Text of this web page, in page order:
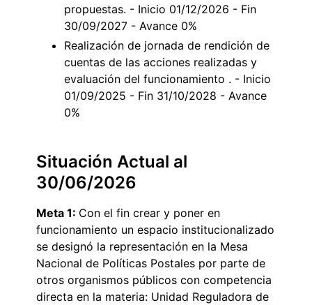
propuestas. - Inicio 01/12/2026 - Fin
30/09/2027 - Avance 0%
Realización de jornada de rendición de
cuentas de las acciones realizadas y
evaluación del funcionamiento . - Inicio
01/09/2025 - Fin 31/10/2028 - Avance
0%
Situación Actual al
30/06/2026
Meta 1: Con el fin crear y poner en
funcionamiento un espacio institucionalizado
se designó la representación en la Mesa
Nacional de Políticas Postales por parte de
otros organismos públicos con competencia
directa en la materia: Unidad Reguladora de